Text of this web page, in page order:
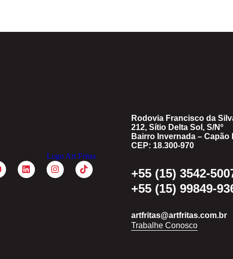
Rodovia Francisco da
212, Sítio Delta Sol, S/Nº
Bairro Invernada – Capão
CEP: 18.300-970
+55 (15) 3542-
+55 (15) 99849-
artfritas@artfritas.com.br
Trabalhe Conosco